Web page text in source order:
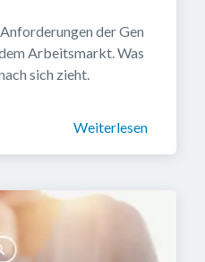
der Gen
Arbeitsmarkt. Was
sich zieht.
Weiterlesen